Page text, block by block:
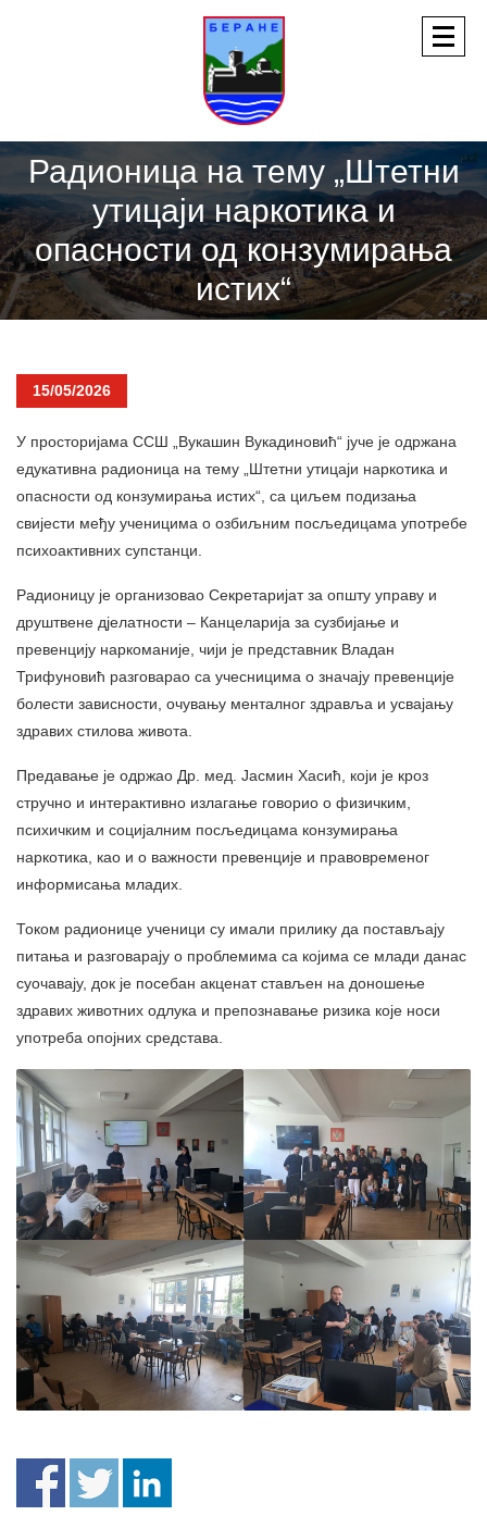
Радионица на тему „Штетни
утицаји наркотика и
опасности од конзумирања
истих“
15/05/2026
У просторијама ССШ „Вукашин Вукадиновић“ јуче је одржана
едукативна радионица на тему „Штетни утицаји наркотика и
опасности од конзумирања истих“, са циљем подизања
свијести међу ученицима о озбиљним посљедицама употребе
психоактивних супстанци.
Радионицу је организовао Секретаријат за општу управу и
друштвене дјелатности – Канцеларија за сузбијање и
превенцију наркоманије, чији је представник Владан
Трифуновић разговарао са учесницима о значају превенције
болести зависности, очувању менталног здравља и усвајању
здравих стилова живота.
Предавање је одржао Др. мед. Јасмин Хасић, који је кроз
стручно и интерактивно излагање говорио о физичким,
психичким и социјалним посљедицама конзумирања
наркотика, као и о важности превенције и правовременог
информисања младих.
Током радионице ученици су имали прилику да постављају
питања и разговарају о проблемима са којима се млади данас
суочавају, док је посебан акценат стављен на доношење
здравих животних одлука и препознавање ризика које носи
употреба опојних средстава.